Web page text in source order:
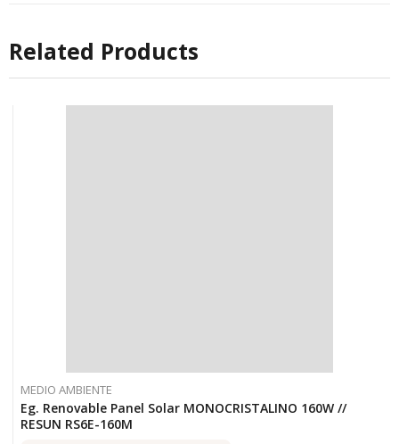
Related Products
MEDIO AMBIENTE
Eg. Renovable Panel Solar MONOCRISTALINO 160W //
RESUN RS6E-160M